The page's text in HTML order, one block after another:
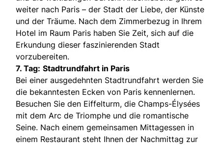
weiter nach Paris – der Stadt der Liebe, der Künste
und der Träume. Nach dem Zimmerbezug in Ihrem
Hotel im Raum Paris haben Sie Zeit, sich auf die
Erkundung dieser faszinierenden Stadt
vorzubereiten.
7. Tag: Stadtrundfahrt in Paris
Bei einer ausgedehnten Stadtrundfahrt werden Sie
die bekanntesten Ecken von Paris kennenlernen.
Besuchen Sie den Eiffelturm, die Champs-Élysées
mit dem Arc de Triomphe und die romantische
Seine. Nach einem gemeinsamen Mittagessen in
einem Restaurant steht Ihnen der Nachmittag zur